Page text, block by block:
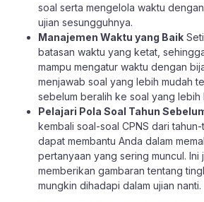
soal serta mengelola waktu
ujian sesungguhnya.
Manajemen Waktu yang Baik
batasan waktu yang ketat,
mampu mengatur waktu dengan
menjawab soal yang lebih mudah
sebelum beralih ke soal yang lebih
Pelajari Pola Soal Tahun
kembali soal-soal CPNS dari
dapat membantu Anda dalam
pertanyaan yang sering muncul. Ini
memberikan gambaran tentang
mungkin dihadapi dalam ujian nanti.